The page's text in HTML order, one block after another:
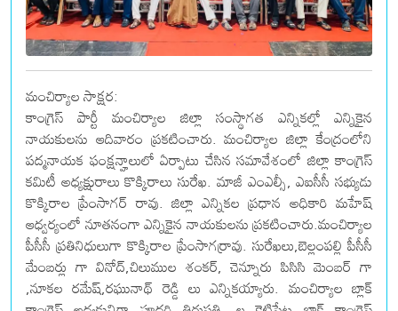
మంచిర్యాల సాక్షర:
కాంగ్రెస్ పార్టీ మంచిర్యాల జిల్లా సంస్థాగత ఎన్నికల్లో ఎన్నికైన
నాయకులను ఆదివారం ప్రకటించారు. మంచిర్యాల జిల్లా కేంద్రంలోని
పద్మనాయక ఫంక్షన్హాలులో ఏర్పాటు చేసిన సమావేశంలో జిల్లా కాంగ్రెస్
కమిటీ అధ్యక్షురాలు కొక్కిరాలు సురేఖ. మాజీ ఎంఎల్సీ, ఎఐసీసీ సభ్యుడు
కొక్కిరాల ప్రేంసాగర్ రావు. జిల్లా ఎన్నికల ప్రధాన అధికారి మహేష్
ఆధ్వర్యంలో నూతనంగా ఎన్నికైన నాయకులను ప్రకటించారు.మంచిర్యాల
పీసీసీ ప్రతినిధులుగా కొక్కిరాల ప్రేంసాగర్రావు. సురేఖలు,బెల్లంపల్లి పీసీసీ
మేంబర్లు గా వినోద్,చిలుముల శంకర్, చెన్నూరు పిసిసి మెంబర్ గా
,నూకల రమేష్,రఘునాథ్ రెడ్డి లు ఎన్నికయ్యారు. మంచిర్యాల బ్లాక్